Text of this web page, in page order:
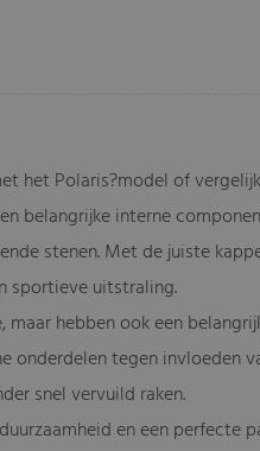
het Polaris?model of
belangrijke interne
stenen. Met de juiste
sportieve uitstraling.
hebben ook een
onderdelen tegen invloeden
snel vervuild raken.
en een perfecte